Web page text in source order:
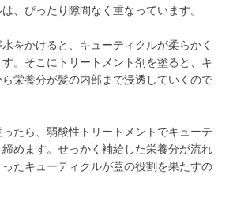
、ぴったり隙間なく重なっています。
をかけると、キューティクルが柔らかく
。そこにトリートメント剤を塗ると、キ
栄養分が髪の内部まで浸透していくので
たら、弱酸性トリートメントでキューテ
めます。せっかく補給した栄養分が流れ
たキューティクルが蓋の役割を果たすの